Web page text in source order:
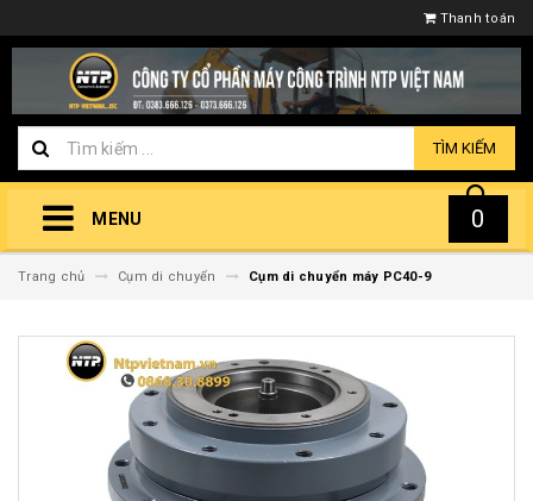
Thanh toán
TÌM KIẾM
MENU 0
Trang chủ Cụm di chuyển Cụm di chuyển máy PC40-9